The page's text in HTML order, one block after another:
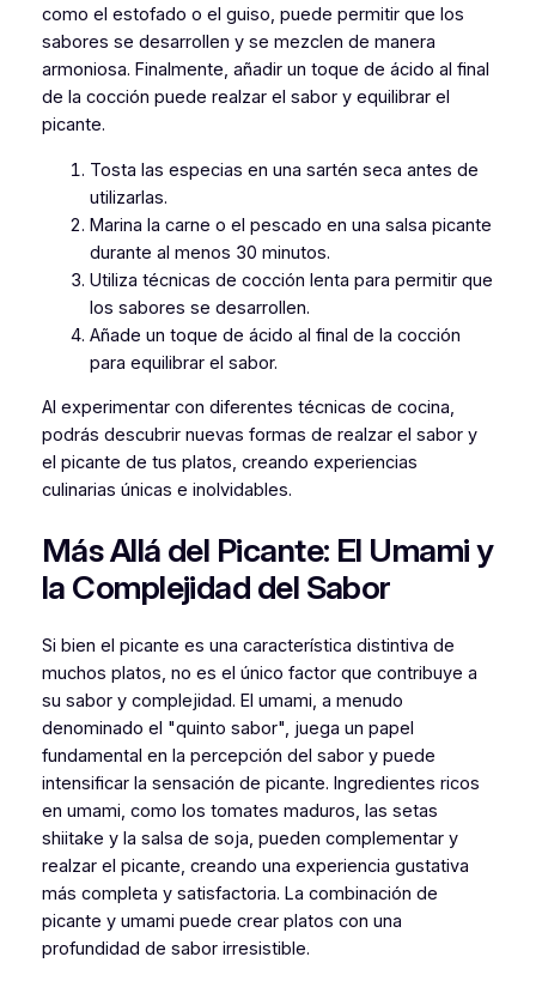
como el estofado o el guiso, puede permitir que los
sabores se desarrollen y se mezclen de manera
armoniosa. Finalmente, añadir un toque de ácido al final
de la cocción puede realzar el sabor y equilibrar el
picante.
Tosta las especias en una sartén seca antes de
utilizarlas.
Marina la carne o el pescado en una salsa picante
durante al menos 30 minutos.
Utiliza técnicas de cocción lenta para permitir que
los sabores se desarrollen.
Añade un toque de ácido al final de la cocción
para equilibrar el sabor.
Al experimentar con diferentes técnicas de cocina,
podrás descubrir nuevas formas de realzar el sabor y
el picante de tus platos, creando experiencias
culinarias únicas e inolvidables.
Más Allá del Picante: El Umami y
la Complejidad del Sabor
Si bien el picante es una característica distintiva de
muchos platos, no es el único factor que contribuye a
su sabor y complejidad. El umami, a menudo
denominado el "quinto sabor", juega un papel
fundamental en la percepción del sabor y puede
intensificar la sensación de picante. Ingredientes ricos
en umami, como los tomates maduros, las setas
shiitake y la salsa de soja, pueden complementar y
realzar el picante, creando una experiencia gustativa
más completa y satisfactoria. La combinación de
picante y umami puede crear platos con una
profundidad de sabor irresistible.